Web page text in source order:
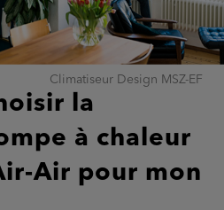
Climatiseur Design MSZ-EF
la
à chaleur
Air pour mon